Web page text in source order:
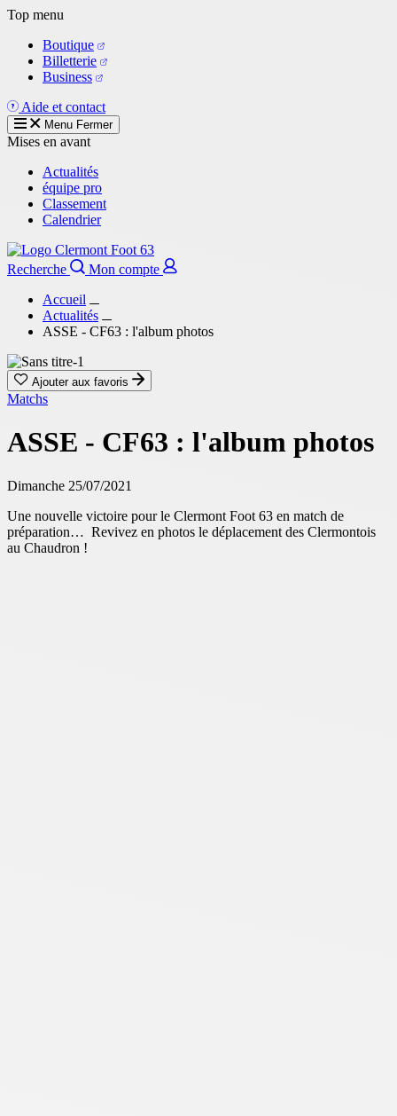
Aller
contenu
principal
Top menu
Boutique
Billetterie
Business
Aide et contact
Menu Fermer
Mises en avant
Actualités
équipe pro
Classement
Calendrier
Recherche
Mon compte
Accueil
Actualités
ASSE - CF63 : l'album photos
Ajouter aux favoris
Matchs
ASSE - CF63 : l'album photos
Dimanche 25/07/2021
Une nouvelle victoire pour le Clermont Foot 63 en match de
préparation… Revivez en photos le déplacement des Clermontois
au Chaudron !